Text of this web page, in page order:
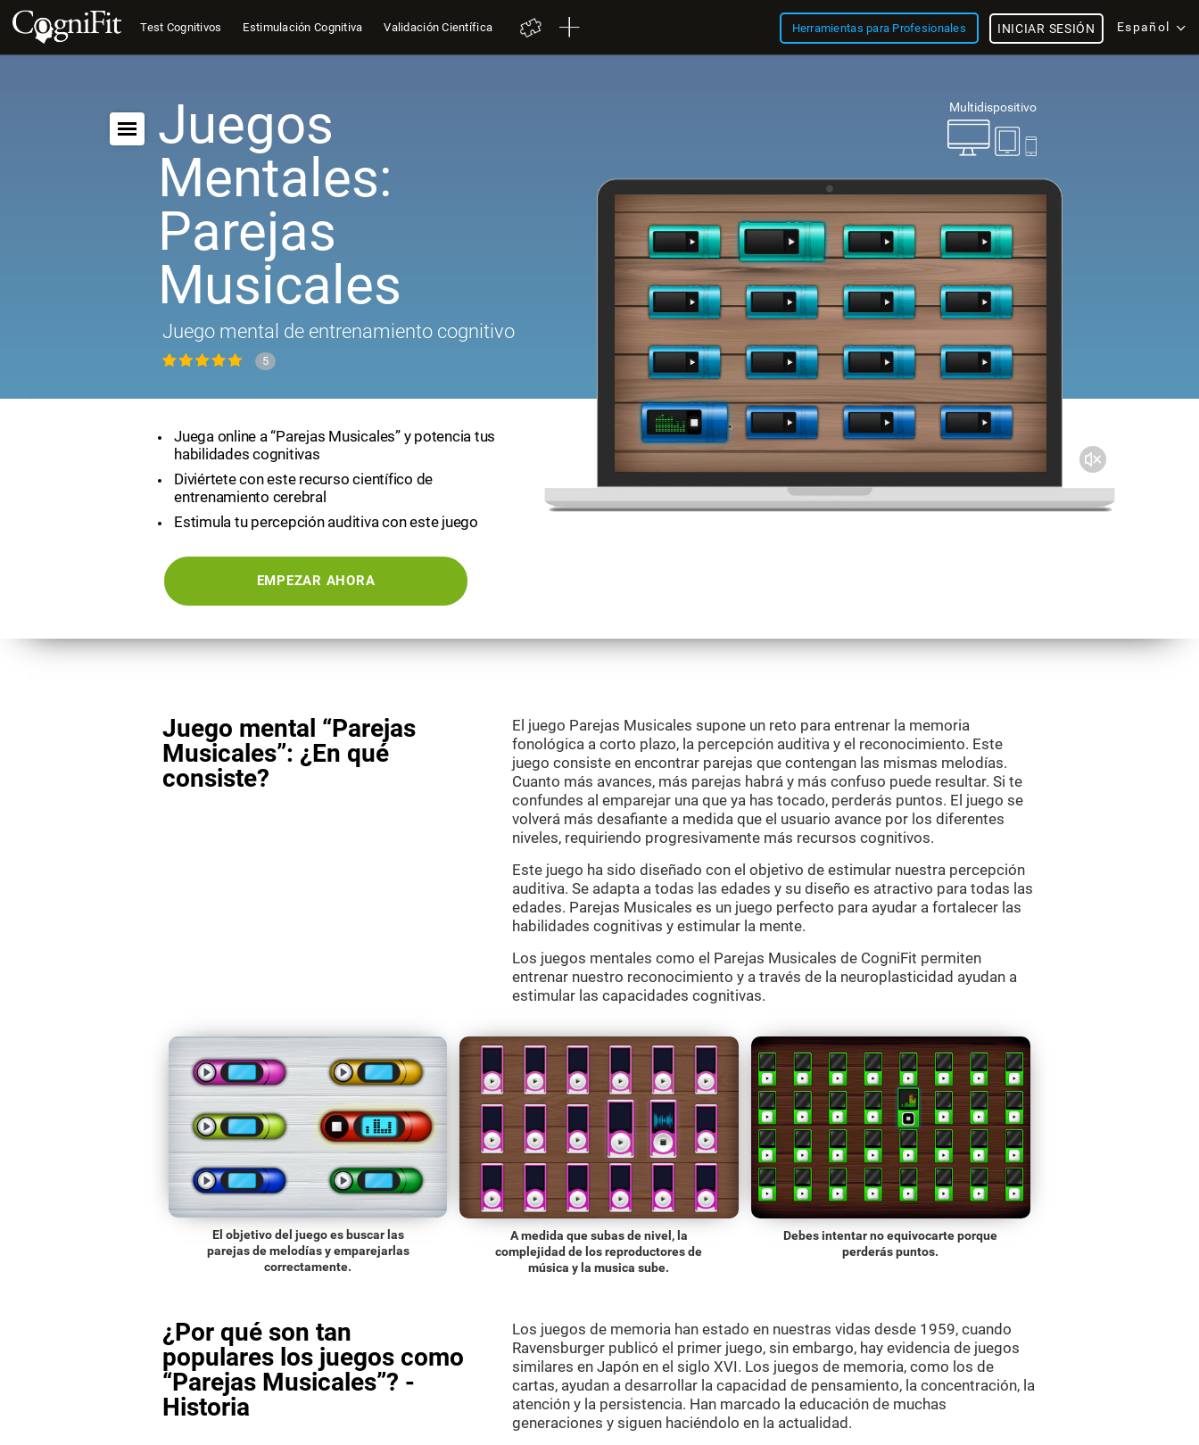
Test Cognitivos Estimulación Cognitiva Validación Científica Herramientas para Profesionales Español
INICIAR SESIÓN
Multidispositivo
Juegos
Mentales:
Parejas
Musicales
Juego mental de entrenamiento cognitivo
5
Juega online a “Parejas Musicales” y potencia tus
habilidades cognitivas
Diviértete con este recurso científico de
entrenamiento cerebral
Estimula tu percepción auditiva con este juego
EMPEZAR AHORA
Juego mental “Parejas
Musicales”: ¿En qué
consiste?
El juego Parejas Musicales supone un reto para entrenar la memoria
fonológica a corto plazo, la percepción auditiva y el reconocimiento. Este
juego consiste en encontrar parejas que contengan las mismas melodías.
Cuanto más avances, más parejas habrá y más confuso puede resultar. Si te
confundes al emparejar una que ya has tocado, perderás puntos. El juego se
volverá más desafiante a medida que el usuario avance por los diferentes
niveles, requiriendo progresivamente más recursos cognitivos.
Este juego ha sido diseñado con el objetivo de estimular nuestra percepción
auditiva. Se adapta a todas las edades y su diseño es atractivo para todas las
edades. Parejas Musicales es un juego perfecto para ayudar a fortalecer las
habilidades cognitivas y estimular la mente.
Los juegos mentales como el Parejas Musicales de CogniFit permiten
entrenar nuestro reconocimiento y a través de la neuroplasticidad ayudan a
estimular las capacidades cognitivas.
El objetivo del juego es buscar las
parejas de melodías y emparejarlas
correctamente.
A medida que subas de nivel, la
complejidad de los reproductores de
música y la musica sube.
Debes intentar no equivocarte porque
perderás puntos.
¿Por qué son tan
populares los juegos como
“Parejas Musicales”? -
Historia
Los juegos de memoria han estado en nuestras vidas desde 1959, cuando
Ravensburger publicó el primer juego, sin embargo, hay evidencia de juegos
similares en Japón en el siglo XVI. Los juegos de memoria, como los de
cartas, ayudan a desarrollar la capacidad de pensamiento, la concentración, la
atención y la persistencia. Han marcado la educación de muchas
generaciones y siguen haciéndolo en la actualidad.